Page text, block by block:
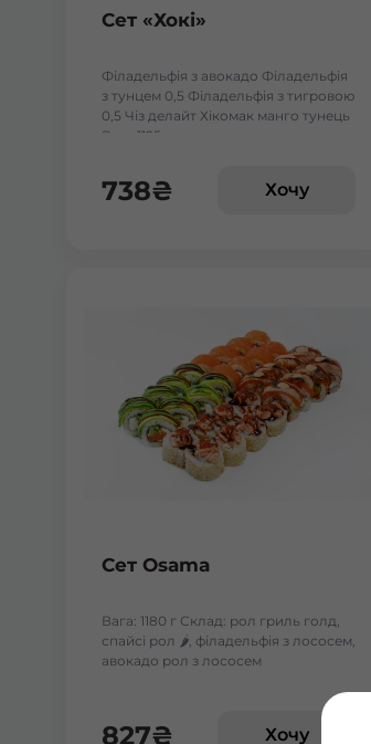
Сет «Хокі»
Філадельфія з авокадо Філадельфія
з тунцем 0,5 Філадельфія з тигровою
0,5 Чіз делайт Хікомак манго тунець
Вага:1125 г.
738₴ Хочу
Сет Osama
Вага: 1180 г Склад: рол гриль голд,
спайсі рол 🌶️, філадельфія з лососем,
авокадо рол з лососем
827₴ Хочу